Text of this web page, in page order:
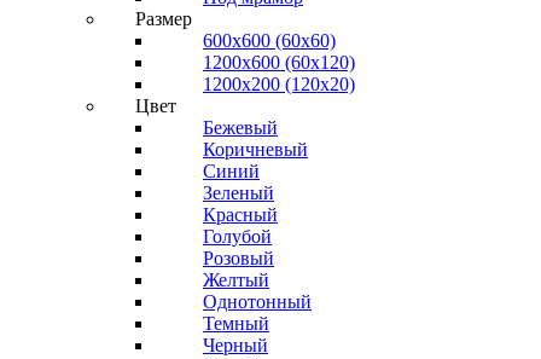
Размер
600х600 (60х60)
1200х600 (60х120)
1200х200 (120x20)
Цвет
Бежевый
Коричневый
Синий
Зеленый
Красный
Голубой
Розовый
Желтый
Однотонный
Темный
Черный